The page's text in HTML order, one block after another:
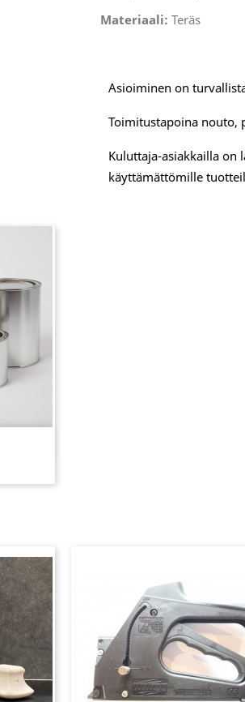
Materiaali: Teräs
Asioiminen on
Toimitustapoina nouto,
Kuluttaja-asiakkailla on
käyttämättömille